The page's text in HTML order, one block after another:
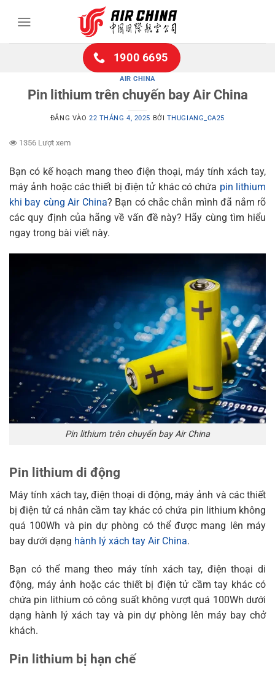
1900 6695
AIR CHINA
Pin lithium trên chuyến bay Air China
ĐĂNG VÀO 22 THÁNG 4, 2025 BỞI THUGIANG_CA25
1356 Lượt xem
Bạn có kế hoạch mang theo điện thoại, máy tính xách tay,
máy ảnh hoặc các thiết bị điện tử khác có chứa pin lithium
khi bay cùng Air China? Bạn có chắc chắn mình đã nắm rõ
các quy định của hãng về vấn đề này? Hãy cùng tìm hiểu
ngay trong bài viết này.
Pin lithium trên chuyến bay Air China
Pin lithium di động
Máy tính xách tay, điện thoại di động, máy ảnh và các thiết
bị điện tử cá nhân cầm tay khác có chứa pin lithium không
quá 100Wh và pin dự phòng có thể được mang lên máy
bay dưới dạng hành lý xách tay Air China.
Bạn có thể mang theo máy tính xách tay, điện thoại di
động, máy ảnh hoặc các thiết bị điện tử cầm tay khác có
chứa pin lithium có công suất không vượt quá 100Wh dưới
dạng hành lý xách tay và pin dự phòng lên máy bay chở
khách.
Pin lithium bị hạn chế